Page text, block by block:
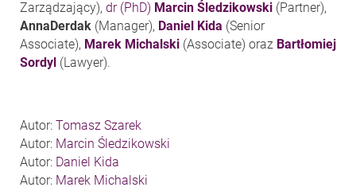
Zarządzający), dr (PhD) Marcin Śledzikowski (Partner),
AnnaDerdak (Manager), Daniel Kida (Senior
Associate), Marek Michalski (Associate) oraz Bartłomiej
Sordyl (Lawyer).
Autor: Tomasz Szarek
Autor: Marcin Śledzikowski
Autor: Daniel Kida
Autor: Marek Michalski